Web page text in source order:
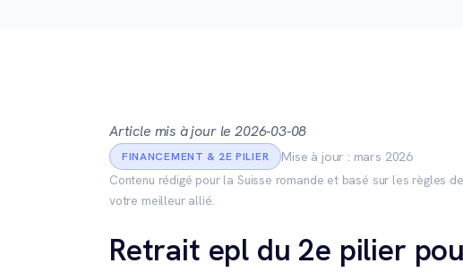
Article mis à jour le 2026-03-08
FINANCEMENT & 2E PILIER
Mise à jour : mars 2026
Contenu rédigé pour la Suisse romande et basé sur les règles
votre meilleur allié.
Retrait epl du 2e pilier